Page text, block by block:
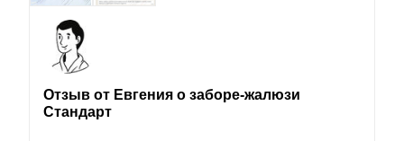
Отзыв от Евгения о заборе-жалюзи
Стандарт